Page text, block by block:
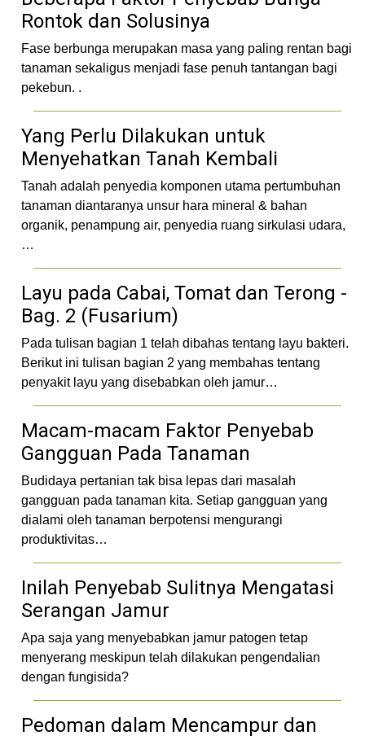
Rontok dan Solusinya
Fase berbunga merupakan masa yang paling rentan bagi
tanaman sekaligus menjadi fase penuh tantangan bagi
pekebun. .
Yang Perlu Dilakukan untuk
Menyehatkan Tanah Kembali
Tanah adalah penyedia komponen utama pertumbuhan
tanaman diantaranya unsur hara mineral & bahan
organik, penampung air, penyedia ruang sirkulasi udara,
…
Layu pada Cabai, Tomat dan Terong -
Bag. 2 (Fusarium)
Pada tulisan bagian 1 telah dibahas tentang layu bakteri.
Berikut ini tulisan bagian 2 yang membahas tentang
penyakit layu yang disebabkan oleh jamur…
Macam-macam Faktor Penyebab
Gangguan Pada Tanaman
Budidaya pertanian tak bisa lepas dari masalah
gangguan pada tanaman kita. Setiap gangguan yang
dialami oleh tanaman berpotensi mengurangi
produktivitas…
Inilah Penyebab Sulitnya Mengatasi
Serangan Jamur
Apa saja yang menyebabkan jamur patogen tetap
menyerang meskipun telah dilakukan pengendalian
dengan fungisida?
Pedoman dalam Mencampur dan